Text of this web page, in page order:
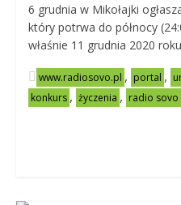
6 grudnia w Mikołajki
który potrwa do północy
właśnie 11 grudnia 2020
www.radiosovo.pl , portal ,
konkurs , życzenia , radio sovo